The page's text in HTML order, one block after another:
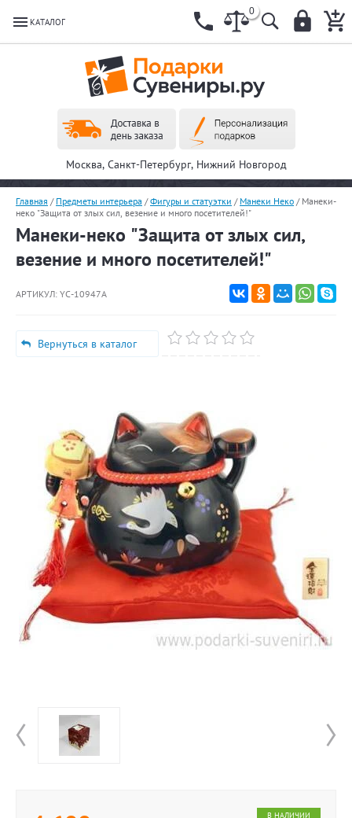
КАТАЛОГ
0
Москва, Санкт-Петербург, Нижний Новгород
Главная / Предметы интерьера /Фигуры и статуэтки / Манеки Неко / Манеки-
неко "Защита от злых сил, везение и много посетителей!"
Манеки-неко "Защита от злых сил,
везение и много посетителей!"
АРТИКУЛ: YC-10947A
Вернуться в каталог
В НАЛИЧИИ